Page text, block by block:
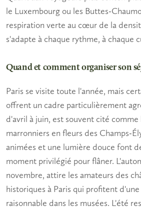
le Luxembourg ou les Buttes-
respiration verte au cœur de la
s'adapte à chaque rythme, à chaque
Quand et comment organiser son
Paris se visite toute l'année, mais
offrent un cadre particulièrement
d'avril à juin, est souvent cité comme
marronniers en fleurs des Champs-
animées et une lumière douce font
moment privilégié pour flâner.
novembre, attire les amateurs des
historiques à Paris qui profitent
raisonnable dans les musées. L'été